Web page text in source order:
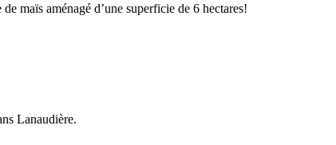
maïs aménagé d’une superficie de 6 hectares!
Lanaudière.